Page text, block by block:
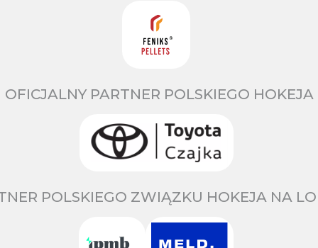
OFICJALNY PARTNER POLSKIEGO HOKEJA
POLSKIEGO ZWIĄZKU HOKEJA NA